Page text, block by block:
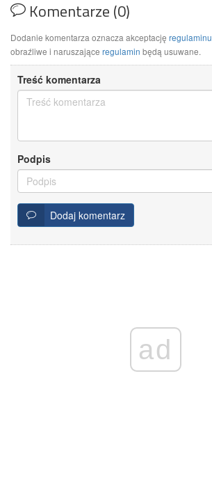
Komentarze (0)
Dodanie komentarza oznacza akceptację regulaminu
obraźliwe i naruszające regulamin będą usuwane.
Treść komentarza
Podpis
Dodaj komentarz
ad